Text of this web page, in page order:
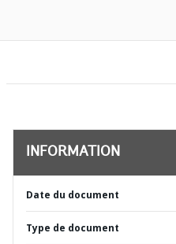
INFORMATION
Date du document
Type de document